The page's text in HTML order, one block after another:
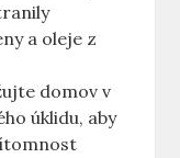
a oleje z
domov v
úklidu, aby